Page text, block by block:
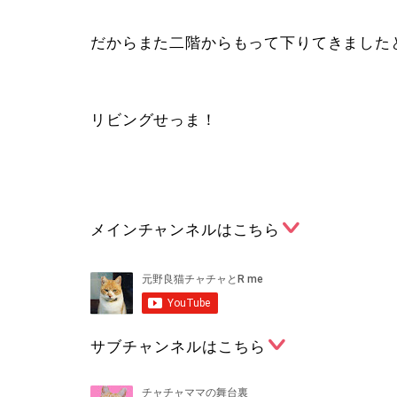
だからまた二階からもって下りてきました
リビングせっま！
メインチャンネルはこちら
サブチャンネルはこちら